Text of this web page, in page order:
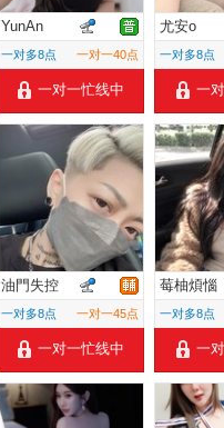
YunAn
一对多8点 一对一40点
一对一忙线中
尤安o
一对多8点
一
油門失控
一对多8点 一对一45点
一对一忙线中
莓柚煩惱
一对多8点
一